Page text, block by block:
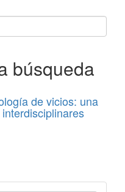
búsqueda
de vicios: una